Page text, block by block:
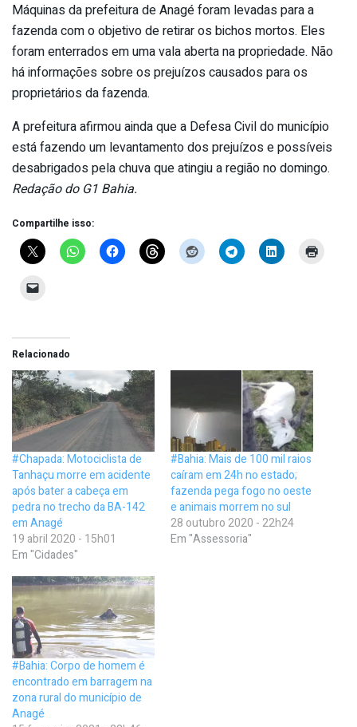
Máquinas da prefeitura de Anagé foram levadas para a
fazenda com o objetivo de retirar os bichos mortos. Eles
foram enterrados em uma vala aberta na propriedade. Não
há informações sobre os prejuízos causados para os
proprietários da fazenda.
A prefeitura afirmou ainda que a Defesa Civil do município
está fazendo um levantamento dos prejuízos e possíveis
desabrigados pela chuva que atingiu a região no domingo.
Redação do G1 Bahia.
Compartilhe isso:
Relacionado
#Chapada: Motociclista de
Tanhaçu morre em acidente
após bater a cabeça em
pedra no trecho da BA-142
em Anagé
19 abril 2020 - 15h01
Em "Cidades"
#Bahia: Mais de 100 mil raios
caíram em 24h no estado;
fazenda pega fogo no oeste
e animais morrem no sul
28 outubro 2020 - 22h24
Em "Assessoria"
#Bahia: Corpo de homem é
encontrado em barragem na
zona rural do município de
Anagé